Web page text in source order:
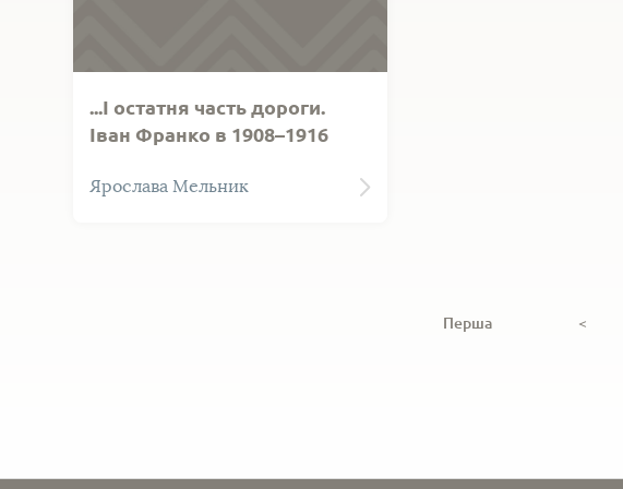
...І остатня часть дороги.
Іван Франко в 1908–1916
Ярослава Мельник
Перша <